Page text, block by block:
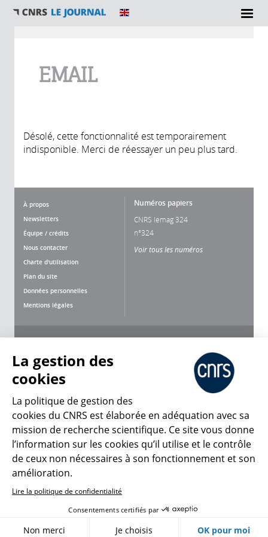
EMAIL
Désolé, cette fonctionnalité est temporairement
indisponible. Merci de réessayer un peu plus tard.
À propos
Newsletters
Équipe / crédits
Nous contacter
Charte d'utilisation
Plan du site
Données personnelles
Mentions légales
Numéros papiers
CNRS lemag 324
n°324
Voir tous les numéros
CNRS Le Mag
© 2026, CNRS
Créer un compte Se connecter
Gestion des cookies
La gestion des
cookies
La politique de gestion des
cookies du CNRS est élaborée en adéquation avec sa
mission de recherche scientifique. Ce site vous donne
l’information sur les cookies qu’il utilise et le contrôle
de ceux non nécessaires à son fonctionnement et son
amélioration.
Lire la politique de confidentialité
Consentements certifiés par
Non merci Je choisis OK pour moi